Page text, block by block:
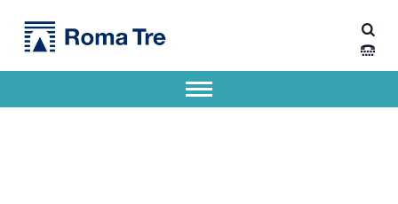
Dottorato di ricerca in Mercati, impresa e consumatori - Dipartimento di Economia Aziendale
Apri il menu secondario
Header info sidebar